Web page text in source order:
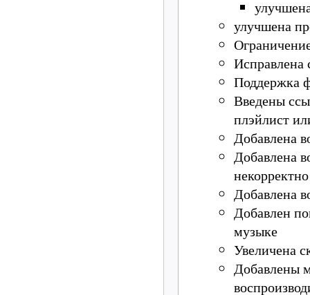
улучшена
Исправлена
Поддержка
Введены
плэйлист
Добавлена
Добавлена
Добавлена
Добавлен
музыке
Увеличена
Добавлены